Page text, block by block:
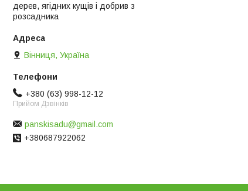
дерев, ягідних кущів і добрив з
розсадника
Вінниця, Україна
+380 (63) 998-12-12
Прийом Дзвінків
panskisadu@gmail.com
+380687922062